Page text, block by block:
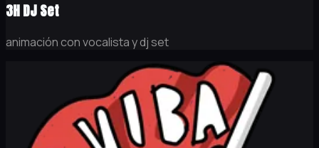
3H DJ Set
animación con vocalista y dj set